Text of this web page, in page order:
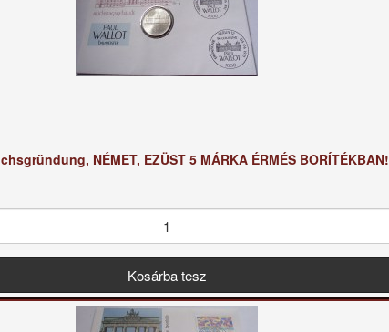
NÉMET, EZÜST 5 MÁRKA ÉRMÉS BORÍTÉKBAN!